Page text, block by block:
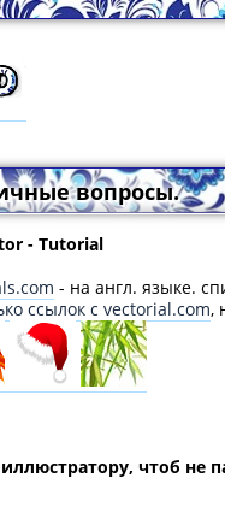
вопросы.
- Tutorial
- на англ. языке.
ссылок с vectorial.com,
чтоб не